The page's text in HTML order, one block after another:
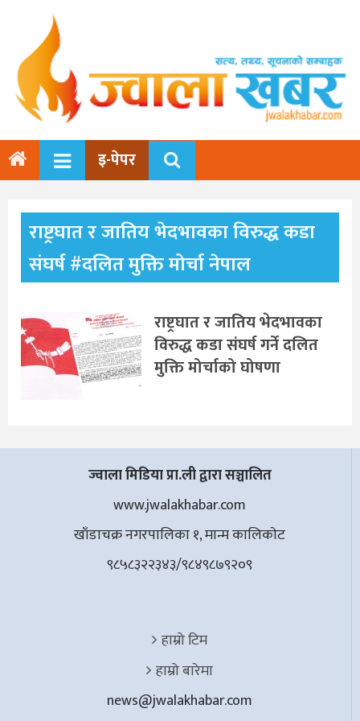
इ-पेपर
राष्ट्रघात र जातिय भेदभावका विरुद्ध कडा
संघर्ष #दलित मुक्ति मोर्चा नेपाल
राष्ट्रघात र जातिय भेदभावका
विरुद्ध कडा संघर्ष गर्ने दलित
मुक्ति मोर्चाको घोषणा
ज्वाला मिडिया प्रा.ली द्वारा सञ्चालित
www.jwalakhabar.com
खाँडाचक्र नगरपालिका १, मान्म कालिकाेट
९८५८३२२३४३/९८४९८७९२०९
हाम्रो टिम
हाम्रो बारेमा
news@jwalakhabar.com